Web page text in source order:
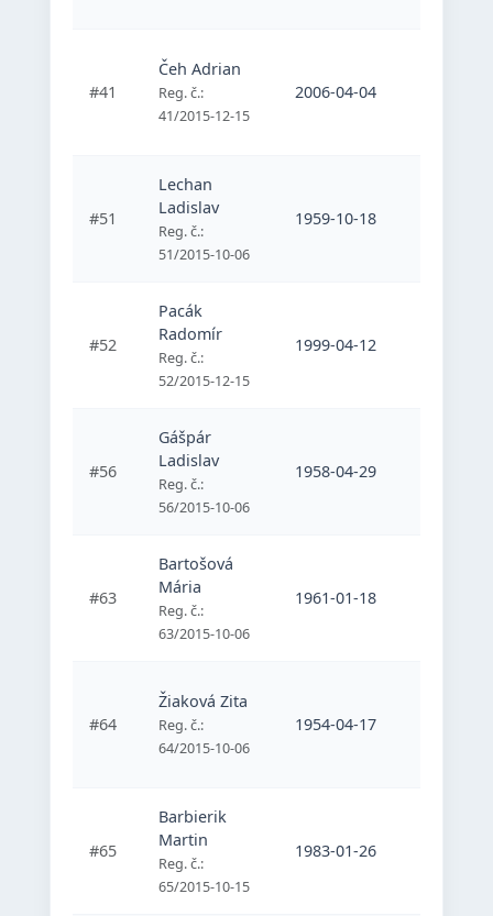
#41
Čeh Adrian
Reg. č.:
41/2015-12-15
2006-04-04
#51
Lechan
Ladislav
Reg. č.:
51/2015-10-06
1959-10-18
#52
Pacák
Radomír
Reg. č.:
52/2015-12-15
1999-04-12
#56
Gášpár
Ladislav
Reg. č.:
56/2015-10-06
1958-04-29
#63
Bartošová
Mária
Reg. č.:
63/2015-10-06
1961-01-18
#64
Žiaková Zita
Reg. č.:
64/2015-10-06
1954-04-17
#65
Barbierik
Martin
Reg. č.:
65/2015-10-15
1983-01-26